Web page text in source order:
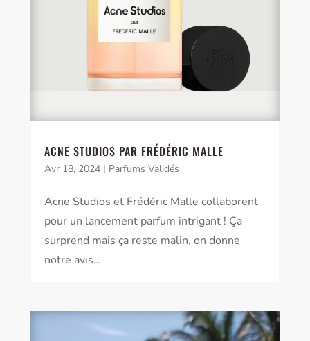
ACNE STUDIOS PAR FRÉDÉRIC MALLE
Avr 18, 2024| Parfums Validés
Acne Studios et Frédéric Malle collaborent
pour un lancement parfum intrigant ! Ça
surprend mais ça reste malin, on donne
notre avis…